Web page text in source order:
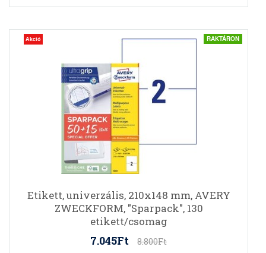
Akció RAKTÁRON
Etikett, univerzális, 210x148 mm, AVERY
ZWECKFORM, "Sparpack", 130
etikett/csomag
7.045Ft 8.800Ft